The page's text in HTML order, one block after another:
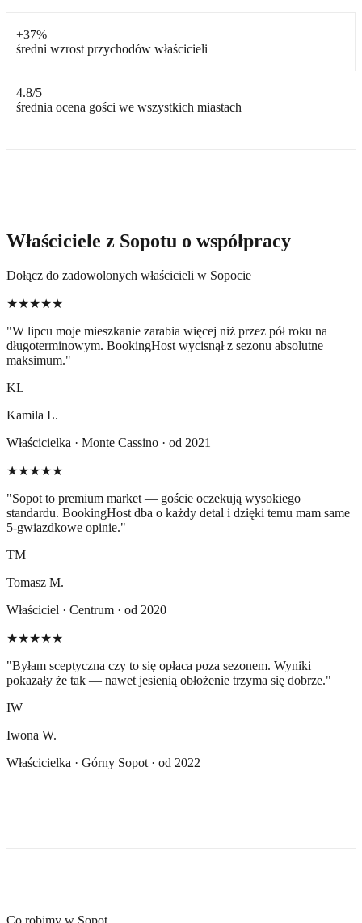
+37%
średni wzrost przychodów właścicieli
4.8/5
średnia ocena gości we wszystkich miastach
Właściciele z Sopotu o współpracy
Dołącz do zadowolonych właścicieli w Sopocie
★★★★★
"W lipcu moje mieszkanie zarabia więcej niż przez pół roku na
długoterminowym. BookingHost wycisnął z sezonu absolutne
maksimum."
KL
Kamila L.
Właścicielka · Monte Cassino · od 2021
★★★★★
"Sopot to premium market — goście oczekują wysokiego
standardu. BookingHost dba o każdy detal i dzięki temu mam same
5-gwiazdkowe opinie."
TM
Tomasz M.
Właściciel · Centrum · od 2020
★★★★★
"Byłam sceptyczna czy to się opłaca poza sezonem. Wyniki
pokazały że tak — nawet jesienią obłożenie trzyma się dobrze."
IW
Iwona W.
Właścicielka · Górny Sopot · od 2022
Co robimy w Sopot